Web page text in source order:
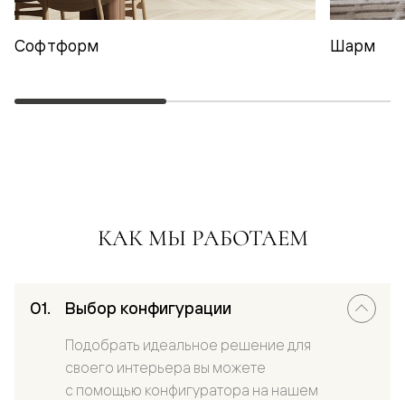
Софтформ Шарм
КАК МЫ РАБОТАЕМ
Выбор конфигурации
Подобрать идеальное решение для
своего интерьера вы можете
с помощью конфигуратора на нашем